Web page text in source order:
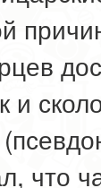
и
что